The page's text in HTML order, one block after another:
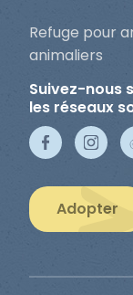
Refuge pour
animaliers
Suivez-nous
les réseaux
Adopter